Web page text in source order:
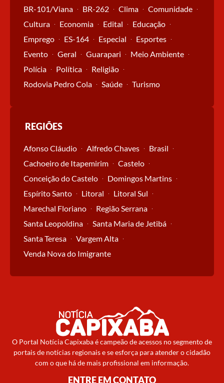
BR-101/Viana
BR-262 Clima
Comunidade
Cultura
Economia Edital
Educação
Emprego
ES-164 Especial
Esportes
Evento
Geral Guarapari
Meio Ambiente
Polícia
Política
Religião
Rodovia Pedro Cola
Saúde Turismo
REGIÕES
Afonso Cláudio Alfredo Chaves
Brasil
Cachoeiro de Itapemirim
Castelo
Conceição do Castelo
Domingos Martins
Espírito Santo
Litoral
Litoral Sul
Marechal Floriano
Região Serrana
Santa Leopoldina
Santa Maria de Jetibá
Santa Teresa
Vargem Alta
Venda Nova do Imigrante
O Portal Notícia Capixaba é campeão de acessos no segmento de
portais de notícias regionais e se esforça para atender o cidadão
com o que há de mais profissional em informação.
ENTRE EM CONTATO